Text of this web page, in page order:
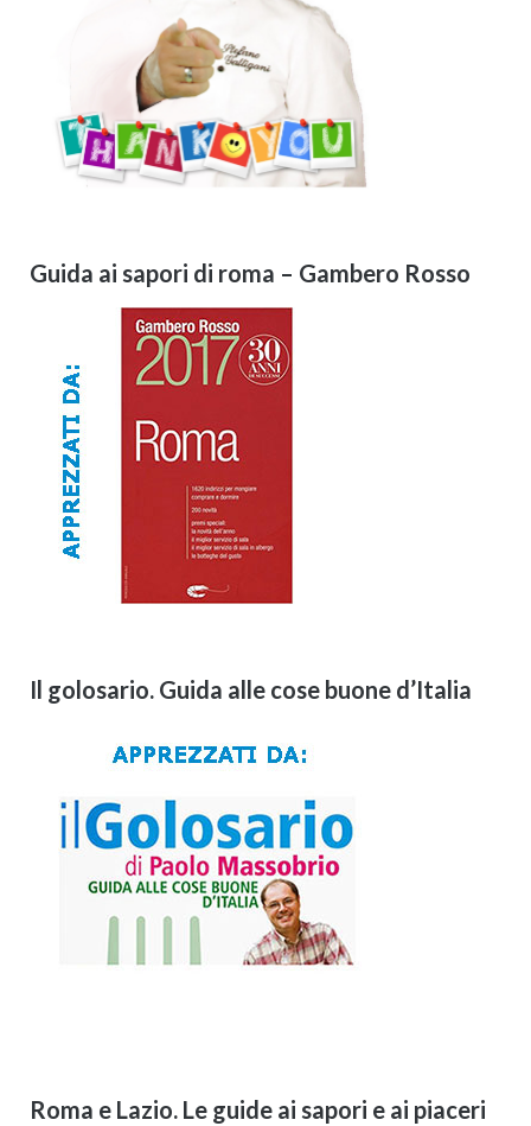
Guida ai sapori di roma – Gambero Rosso
Il golosario. Guida alle cose buone d’Italia
Roma e Lazio. Le guide ai sapori e ai piaceri